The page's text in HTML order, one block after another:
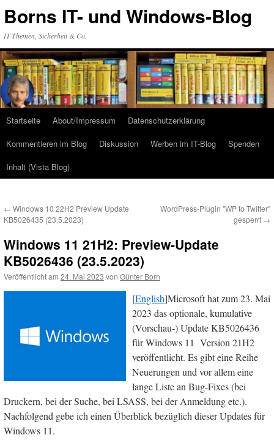
Inhalt
Borns IT- und Windows-Blog
IT-Themen, Sicherheit & Co.
Startseite About/Impressum
Datenschutzerklärung
Kommentieren im Blog
Diskussion Werben im IT-Blog
Spenden
Inhalt (Vista Blog)
← Windows 10 22H2 Preview Update
KB5026435 (23.5.2023)
WordPress-Plugin "WP to Twitter"
gesperrt →
Windows 11 21H2: Preview-Update
KB5026436 (23.5.2023)
Veröffentlicht am 24. Mai 2023 von Günter Born
[English]Microsoft hat zum 23. Mai
2023 das optionale, kumulative
(Vorschau-) Update KB5026436
für Windows 11 Version 21H2
veröffentlicht. Es gibt eine Reihe
Neuerungen und vor allem eine
lange Liste an Bug-Fixes (bei
Druckern, bei der Suche, bei LSASS, bei der Anmeldung etc.).
Nachfolgend gebe ich einen Überblick bezüglich dieser Updates für
Windows 11.